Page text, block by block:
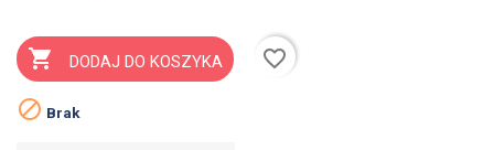
 DODAJ DO KOSZYKA
favorite_border
 Brak